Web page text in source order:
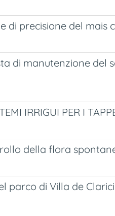
precisione del mais
di manutenzione del
IRRIGUI PER I
della flora
parco di Villa de